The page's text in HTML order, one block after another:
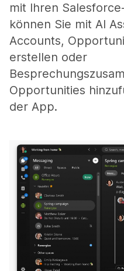
mit Ihren
können Sie mit AI
Accounts,
erstellen oder
Opportunities
der App.